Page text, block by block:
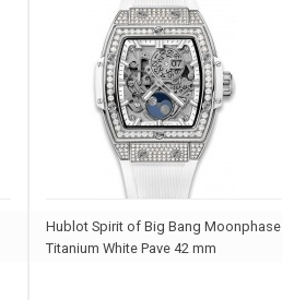
Hublot Spirit of Big Bang Moonphase
Titanium White Pave 42 mm